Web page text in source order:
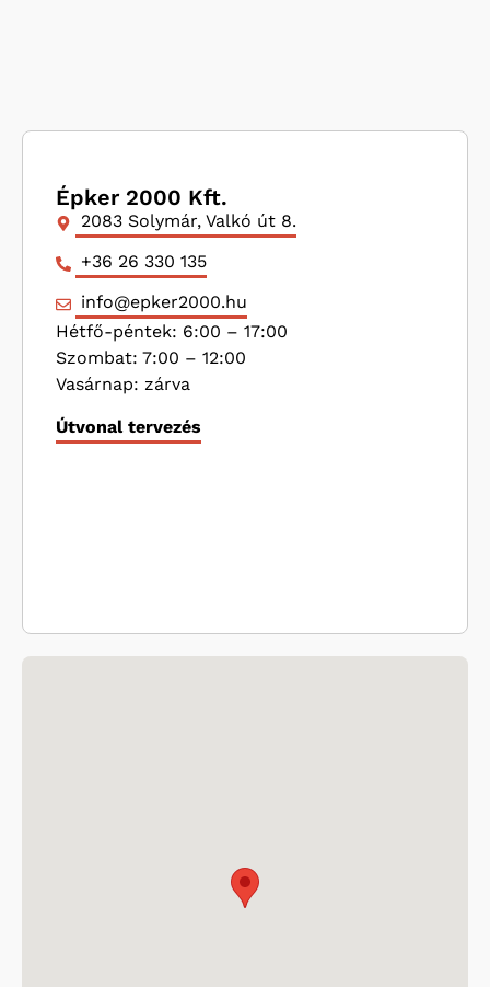
Épker 2000 Kft.
2083 Solymár, Valkó út 8.
+36 26 330 135
info@epker2000.hu
Hétfő-péntek: 6:00 – 17:00
Szombat: 7:00 – 12:00
Vasárnap: zárva
Útvonal tervezés